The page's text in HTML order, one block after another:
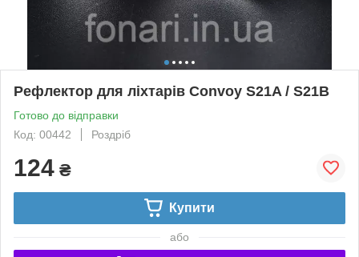
Рефлектор для ліхтарів Convoy S21A / S21B
Готово до відправки
Код: 00442
Роздріб
124 ₴
Купити
або